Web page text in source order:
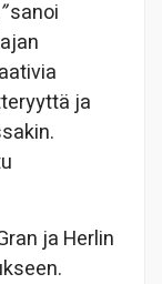
sanoi
ja
ja Herlin